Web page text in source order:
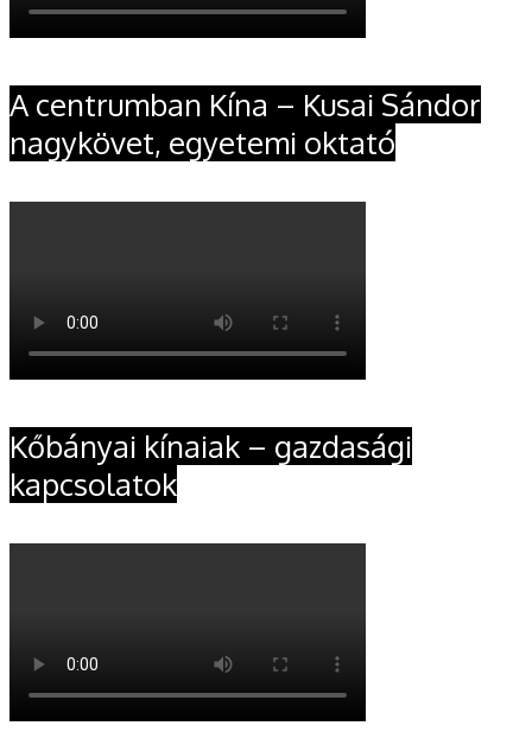
A centrumban Kína – Kusai Sándor
nagykövet, egyetemi oktató
Kőbányai kínaiak – gazdasági
kapcsolatok